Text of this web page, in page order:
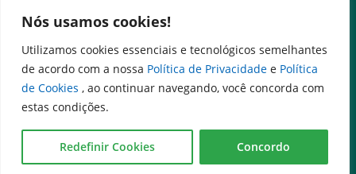
Nós usamos cookies!
Utilizamos cookies essenciais e tecnológicos semelhantes
de acordo com a nossa Política de Privacidade e Política
de Cookies , ao continuar navegando, você concorda com
estas condições.
Redefinir Cookies Concordo
SIC – Serviço de Informação ao Cidadão
e-SIC – Serviço Eletrônico de Informação ao Cidadão
Ouvidoria Setorial (Expresso)
Ouvidoria Setorial (Presencial)
Rua 8, n. 242 - QD. 5 LT. 36, Edifício Torres, Setor Central,
Goiânia-GO, CEP: 74013-030 -
Disque Denúncia: 151